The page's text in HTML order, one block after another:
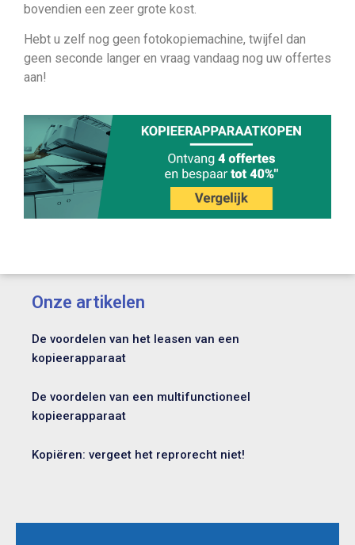
bovendien een zeer grote kost.
Hebt u zelf nog geen fotokopiemachine, twijfel dan
geen seconde langer en vraag vandaag nog uw offertes
aan!
Onze artikelen
De voordelen van het leasen van een
kopieerapparaat
De voordelen van een multifunctioneel
kopieerapparaat
Kopiëren: vergeet het reprorecht niet!